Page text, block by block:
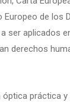
Europeo de los
ser aplicados
derechos
óptica práctica